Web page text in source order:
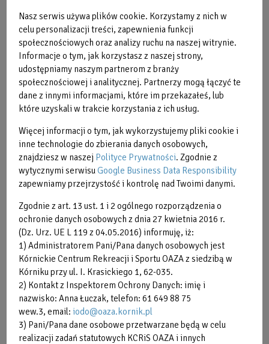
po 30 min - RODZIC
+ DZIECKO (I sem
2026/2027
obowiązuje od 2
września 2026)
dopłata za
przekroczenie 70
minut - wejście
uczestnika wraz z
opiekunem
0,30
Zajęcia dla dzieci, które ukończyły 3. rok życia oraz dla 4
latków.
doliczony jest czas 25 minut przeznaczony na rozebranie
się, ubranie i wysuszenie. Po przekroczeniu łącznego czasu
70 minut (liczonego od wydania transpondera - kluczyka do
szafki- do jego rozliczenia) naliczana jest dopłata w
wysokości 0,30 zł za każdą minutę przekroczenia limitu
czasu.
Sprzedaż karnetów na zajęcia Rodzic plus Dziecko odbywa
się sezonowo (2 razy w roku), uruchamiana jest w okresie
naboru chętnych na kurs.
Nasz serwis używa plików cookie. Korzystamy z nich w
celu personalizacji treści, zapewnienia funkcji
społecznościowych oraz analizy ruchu na naszej witrynie.
Informacje o tym, jak korzystasz z naszej strony,
udostępniamy naszym partnerom z branży
społecznościowej i analitycznej. Partnerzy mogą łączyć te
dane z innymi informacjami, które im przekazałeś, lub
które uzyskali w trakcie korzystania z ich usług.
Więcej informacji o tym, jak wykorzystujemy pliki cookie i
inne technologie do zbierania danych osobowych,
znajdziesz w naszej Polityce Prywatności. Zgodnie z
wytycznymi serwisuGoogle Business Data Responsibility
zapewniamy przejrzystość i kontrolę nad Twoimi danymi.
Zgodnie z art. 13 ust. 1 i 2 ogólnego rozporządzenia o
ochronie danych osobowych z dnia 27 kwietnia 2016 r.
(Dz. Urz. UE L 119 z 04.05.2016) informuję, iż:
1) Administratorem Pani/Pana danych osobowych jest
Kórnickie Centrum Rekreacji i Sportu OAZA z siedzibą w
Kórniku przy ul. I. Krasickiego 1, 62-035.
2) Kontakt z Inspektorem Ochrony Danych: imię i
nazwisko: Anna Łuczak, telefon: 61 649 88 75
wew.3, email: iodo@oaza.kornik.pl
3) Pani/Pana dane osobowe przetwarzane będą w celu
realizacji zadań statutowych KCRiS OAZA i innych